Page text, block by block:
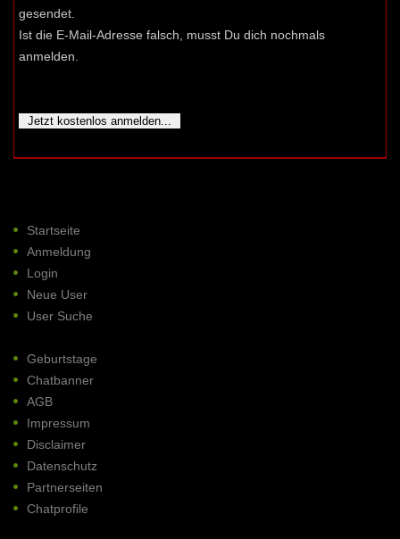
gesendet.
Ist die E-Mail-Adresse falsch, musst Du dich nochmals
anmelden.
Startseite
Anmeldung
Login
Neue User
User Suche
Geburtstage
Chatbanner
AGB
Impressum
Disclaimer
Datenschutz
Partnerseiten
Chatprofile